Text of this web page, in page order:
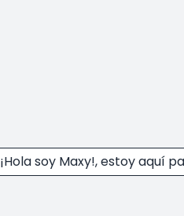
¡Hola soy Maxy!, estoy aquí